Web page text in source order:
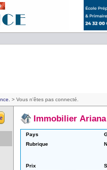
> Vous n'êtes pas connecté.
Immobilier Ariana
Pays
Rubrique
Prix